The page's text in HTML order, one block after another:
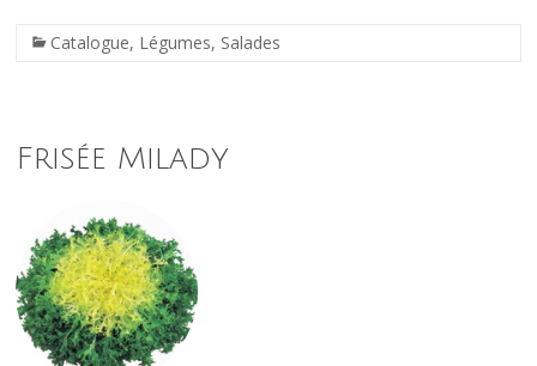
Catalogue, Légumes, Salades
Frisée Milady